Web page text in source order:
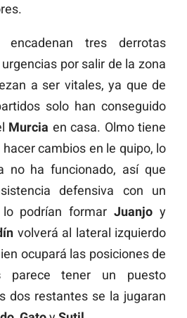
encadenan tres derrotas
por salir de la zona
a ser vitales, ya que de
solo han conseguido
Murcia en casa. Olmo tiene
cambios en le quipo, lo
no ha funcionado, así que
defensiva con un
lo podrían formarJuanjo y
volverá al lateral izquierdo
ocupará las posiciones de
parece tener un puesto
dos restantes se la jugaran